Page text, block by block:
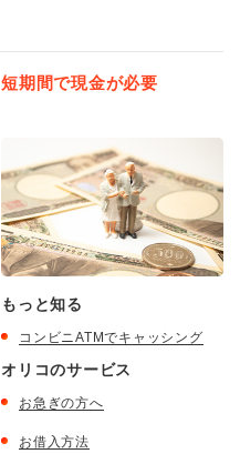
短期間で現金が必要
もっと知る
コンビニATMでキャッシング
オリコのサービス
お急ぎの方へ
お借入方法